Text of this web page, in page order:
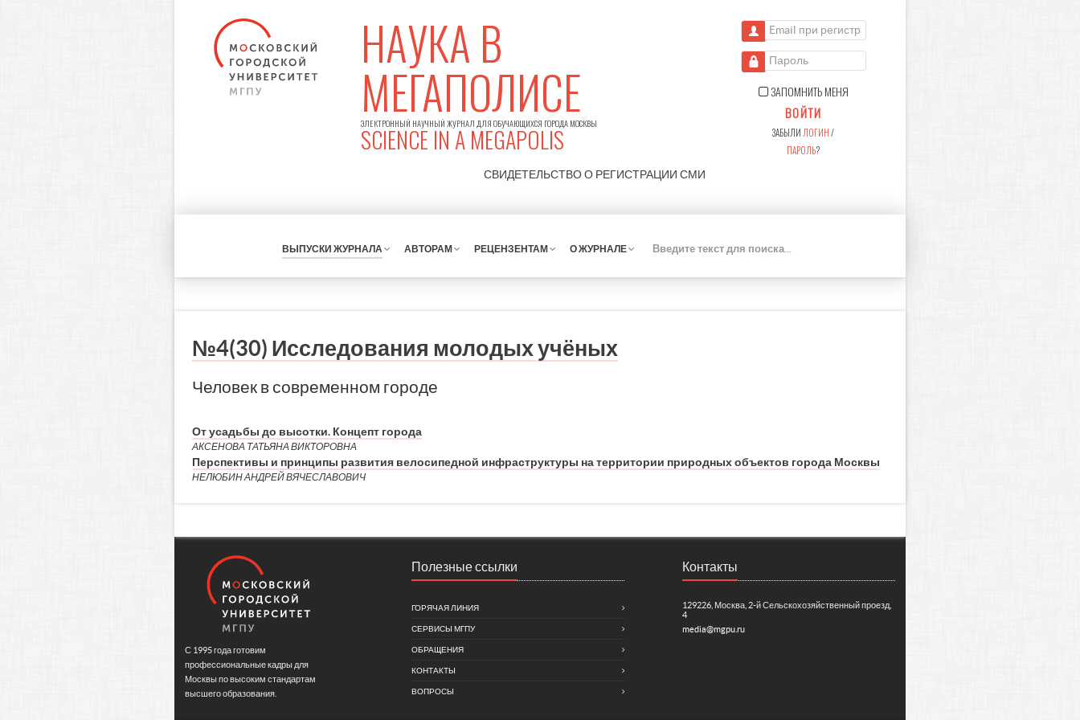
НАУКА В
МЕГАПОЛИСЕ
ЭЛЕКТРОННЫЙ НАУЧНЫЙ ЖУРНАЛ ДЛЯ ОБУЧАЮЩИХСЯ ГОРОДА МОСКВЫ
SCIENCE IN A MEGAPOLIS
СВИДЕТЕЛЬСТВО О РЕГИСТРАЦИИ СМИ
Email при регистрации
Пароль
ЗАПОМНИТЬ МЕНЯ
ВОЙТИ
ЗАБЫЛИ ЛОГИН/
ПАРОЛЬ?
ВЫПУСКИ ЖУРНАЛА АВТОРАМ РЕЦЕНЗЕНТАМ О ЖУРНАЛЕ
К
№4(30) Исследования молодых учёных
Человек в современном городе
От усадьбы до высотки. Концепт города
АКСЕНОВА ТАТЬЯНА ВИКТОРОВНА
Перспективы и принципы развития велосипедной инфраструктуры на территории природных объектов города Москвы
НЕЛЮБИН АНДРЕЙ ВЯЧЕСЛАВОВИЧ
С 1995 года готовим
профессиональные кадры для
Москвы по высоким стандартам
высшего образования.
Полезные ссылки
ГОРЯЧАЯ ЛИНИЯ
СЕРВИСЫ МГПУ
ОБРАЩЕНИЯ
КОНТАКТЫ
ВОПРОСЫ
Контакты
129226, Москва, 2-й Сельскохозяйственный проезд,
4
media@mgpu.ru